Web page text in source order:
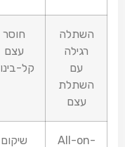
השתלה
רגילה
עם
השתלת
עצם
חוסר
עצם
קל-בינוני
All-on-
שיקום